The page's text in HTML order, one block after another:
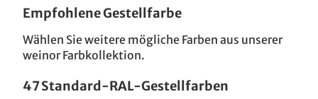
Empfohlene Gestellfarbe
Wählen Sie weitere mögliche Farben aus unserer
weinor Farbkollektion.
47 Standard-RAL-Gestellfarben